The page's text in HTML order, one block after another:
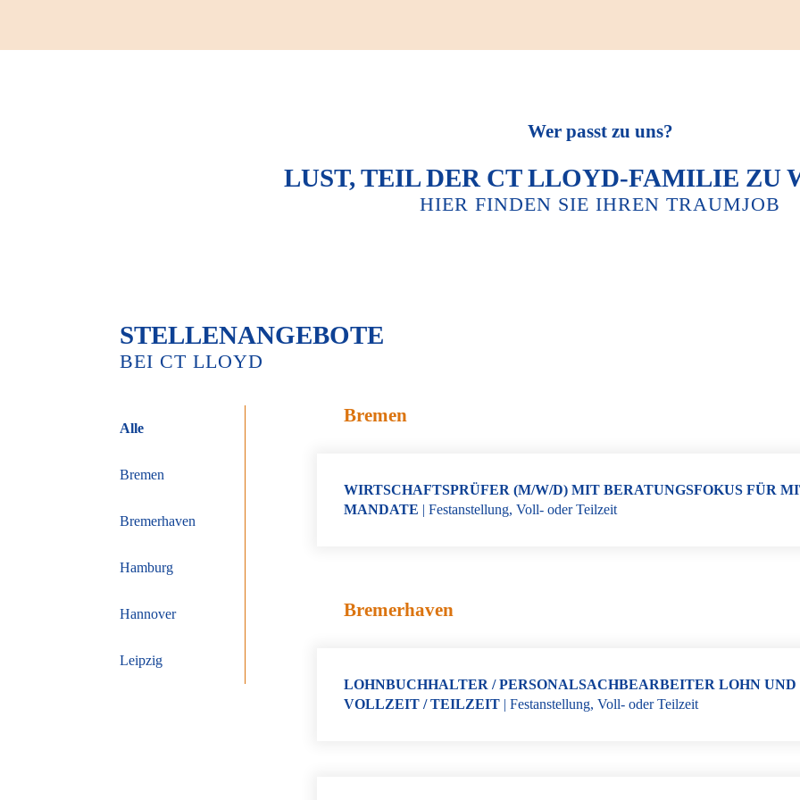
Wer passt zu uns?
LUST, TEIL DER CT LLOYD-FAMILIE ZU
HIER FINDEN SIE IHREN TRAUMJOB
STELLENANGEBOTE
BEI CT LLOYD
Alle
Bremen
Bremerhaven
Hamburg
Hannover
Leipzig
Bremen
WIRTSCHAFTSPRÜFER (M/W/D) MIT BERATUNGSFOKUS FÜR
MANDATE | Festanstellung,Voll- oder Teilzeit
Bremerhaven
LOHNBUCHHALTER / PERSONALSACHBEARBEITER LOHN
VOLLZEIT / TEILZEIT | Festanstellung,Voll- oder Teilzeit